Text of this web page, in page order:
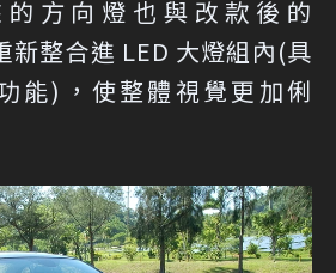
方向燈也與改款後的
新整合進 LED 大燈組內(具
能)，使整體視覺更加俐